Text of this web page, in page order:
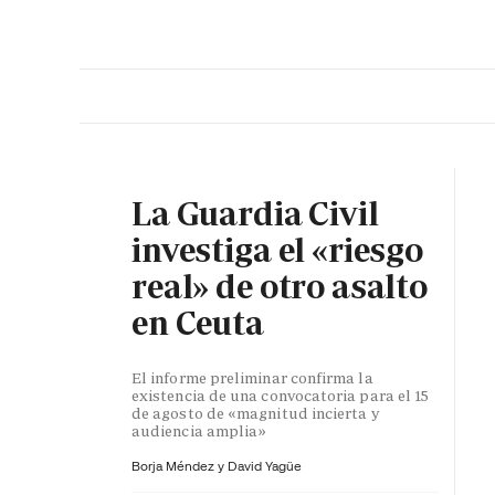
La Guardia Civil
investiga el «riesgo
real» de otro asalto
en Ceuta
El informe preliminar confirma la
existencia de una convocatoria para el 15
de agosto de «magnitud incierta y
audiencia amplia»
Borja Méndez y David Yagüe